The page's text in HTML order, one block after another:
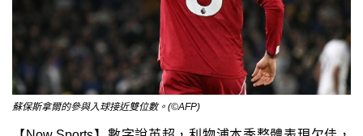
蘇保斯拿爾的參與入球接近雙位數。(©AFP)